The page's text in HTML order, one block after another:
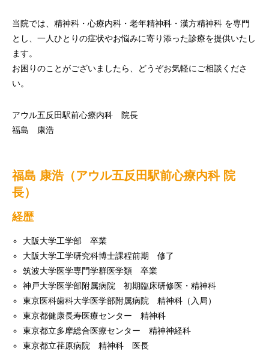
当院では、精神科・心療内科・老年精神科・漢方精神科 を専門
とし、一人ひとりの症状やお悩みに寄り添った診療を提供いたし
ます。
お困りのことがございましたら、どうぞお気軽にご相談くださ
い。
アウル五反田駅前心療内科 院長
福島 康浩
福島 康浩（アウル五反田駅前心療内科 院
長）
経歴
大阪大学工学部 卒業
大阪大学工学研究科博士課程前期 修了
筑波大学医学専門学群医学類 卒業
神戸大学医学部附属病院 初期臨床研修医・精神科
東京医科歯科大学医学部附属病院 精神科（入局）
東京都健康長寿医療センター 精神科
東京都立多摩総合医療センター 精神神経科
東京都立荏原病院 精神科 医長